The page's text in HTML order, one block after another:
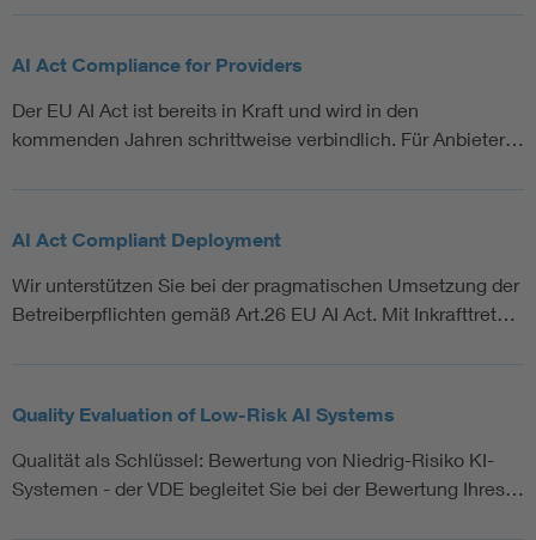
AI Act Compliance for Providers
Der EU AI Act ist bereits in Kraft und wird in den
kommenden Jahren schrittweise verbindlich. Für Anbieter…
AI Act Compliant Deployment
Wir unterstützen Sie bei der pragmatischen Umsetzung der
Betreiberpflichten gemäß Art.26 EU AI Act. Mit Inkrafttret…
Quality Evaluation of Low-Risk AI Systems
Qualität als Schlüssel: Bewertung von Niedrig-Risiko KI-
Systemen - der VDE begleitet Sie bei der Bewertung Ihres…